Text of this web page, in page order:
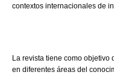
contextos internacionales de
La revista tiene como objetivo
en diferentes áreas del